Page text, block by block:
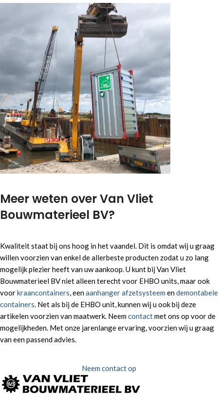
Meer weten over Van Vliet
Bouwmaterieel BV?
Kwaliteit staat bij ons hoog in het vaandel. Dit is omdat wij u graag
willen voorzien van enkel de allerbeste producten zodat u zo lang
mogelijk plezier heeft van uw aankoop. U kunt bij Van Vliet
Bouwmaterieel BV niet alleen terecht voor EHBO units, maar ook
voorkraancontainers, eenaanhanger afzetsysteem endemontabele
containers. Net als bij de EHBO unit, kunnen wij u ook bij deze
artikelen voorzien van maatwerk. Neemcontactmet ons op voor de
mogelijkheden. Met onze jarenlange ervaring, voorzien wij u graag
van een passend advies.
Neem contact op